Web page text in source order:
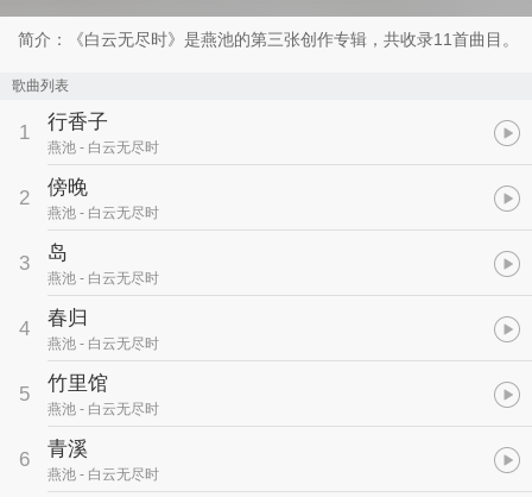
简介：《白云无尽时》是燕池的第三张创作专辑，共收录11首曲目。
歌曲列表
1 行香子
燕池 - 白云无尽时
2 傍晚
燕池 - 白云无尽时
3 岛
燕池 - 白云无尽时
4 春归
燕池 - 白云无尽时
5 竹里馆
燕池 - 白云无尽时
6 青溪
燕池 - 白云无尽时